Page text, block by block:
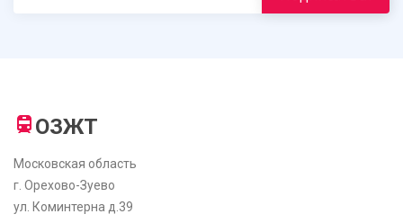
ОЗЖТ
Московская область
г. Орехово-Зуево
ул. Коминтерна д.39